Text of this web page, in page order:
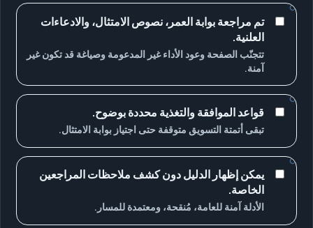
تم مراجعة بوابة العمر، نصوص الامتثال، والادعاءات
العلنية.
تتجنّب الصفحة وعود الأداء غير المدعومة وصياغة قد تكون غير
آمنة.
قواعد الموافقة والتغذية محددة بوضوح.
تبقى أتمتة التسويق متوقفة حتى اجتياز بوابة الامتثال.
يمكن إظهار الدليل دون كشف ملاحظات المراجعين
الخاصة.
الأدلة آمنة للعامة، مُنقحة، ومعتمدة للمسار.